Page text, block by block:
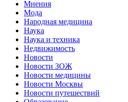
Мнения
Мода
Народная медицина
Наука
Наука и техника
Недвижимость
Новости
Новости ЗОЖ
Новости медицины
Новости Москвы
Новости путешествий